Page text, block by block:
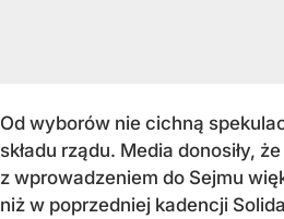
Od wyborów nie cichną
składu rządu. Media donosiły,
z wprowadzeniem do Sejmu
niż w poprzedniej kadencji